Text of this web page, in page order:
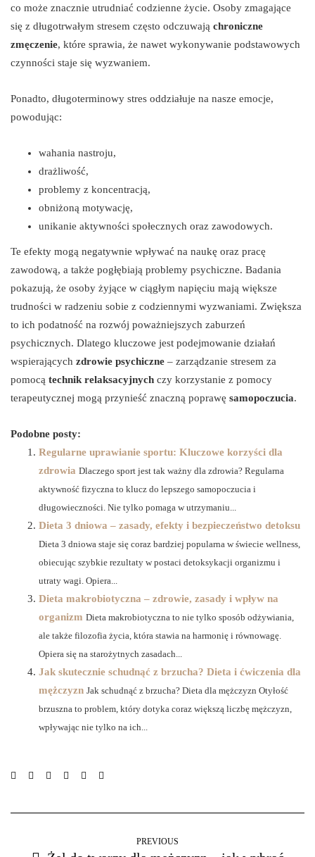
co może znacznie utrudniać codzienne życie. Osoby zmagające
się z długotrwałym stresem często odczuwają chroniczne
zmęczenie, które sprawia, że nawet wykonywanie podstawowych
czynności staje się wyzwaniem.
Ponadto, długoterminowy stres oddziałuje na nasze emocje,
powodując:
wahania nastroju,
drażliwość,
problemy z koncentracją,
obniżoną motywację,
unikanie aktywności społecznych oraz zawodowych.
Te efekty mogą negatywnie wpływać na naukę oraz pracę
zawodową, a także pogłębiają problemy psychiczne. Badania
pokazują, że osoby żyjące w ciągłym napięciu mają większe
trudności w radzeniu sobie z codziennymi wyzwaniami. Zwiększa
to ich podatność na rozwój poważniejszych zaburzeń
psychicznych. Dlatego kluczowe jest podejmowanie działań
wspierających zdrowie psychiczne – zarządzanie stresem za
pomocą technik relaksacyjnych czy korzystanie z pomocy
terapeutycznej mogą przynieść znaczną poprawę samopoczucia.
Podobne posty:
Regularne uprawianie sportu: Kluczowe korzyści dla
zdrowia Dlaczego sport jest tak ważny dla zdrowia? Regularna
aktywność fizyczna to klucz do lepszego samopoczucia i
długowieczności. Nie tylko pomaga w utrzymaniu...
Dieta 3 dniowa – zasady, efekty i bezpieczeństwo detoksu
Dieta 3 dniowa staje się coraz bardziej popularna w świecie wellness,
obiecując szybkie rezultaty w postaci detoksykacji organizmu i
utraty wagi. Opiera...
Dieta makrobiotyczna – zdrowie, zasady i wpływ na
organizm Dieta makrobiotyczna to nie tylko sposób odżywiania,
ale także filozofia życia, która stawia na harmonię i równowagę.
Opiera się na starożytnych zasadach...
Jak skutecznie schudnąć z brzucha? Dieta i ćwiczenia dla
mężczyzn Jak schudnąć z brzucha? Dieta dla mężczyzn Otyłość
brzuszna to problem, który dotyka coraz większą liczbę mężczyzn,
wpływając nie tylko na ich...
PREVIOUS